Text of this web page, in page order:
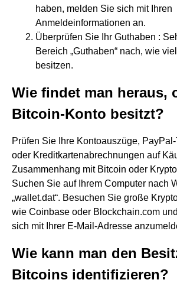
haben, melden Sie sich mit Ihren
Anmeldeinformationen an.
Überprüfen Sie Ihr Guthaben :
Bereich „Guthaben“ nach, wie
besitzen.
Wie findet man heraus,
Bitcoin-Konto besitzt?
Prüfen Sie Ihre Kontoauszüge,
oder Kreditkartenabrechnungen auf
Zusammenhang mit Bitcoin oder
Suchen Sie auf Ihrem Computer nach
„wallet.dat“. Besuchen Sie große
wie Coinbase oder Blockchain.com
sich mit Ihrer E-Mail-Adresse
Wie kann man den
Bitcoins identifizieren?